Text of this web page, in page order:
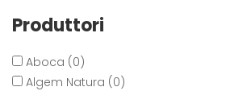
Produttori
Aboca (0)
Algem Natura (0)